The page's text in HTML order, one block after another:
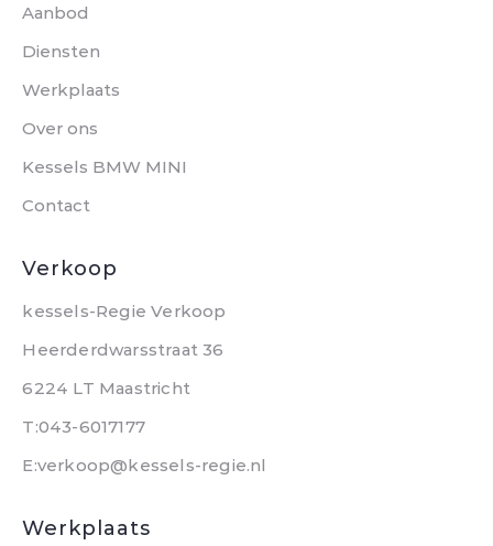
Aanbod
Diensten
Werkplaats
Over ons
Kessels BMW MINI
Contact
Verkoop
kessels-Regie Verkoop
Heerderdwarsstraat 36
6224 LT Maastricht
T:043-6017177
E:verkoop@kessels-regie.nl
Werkplaats